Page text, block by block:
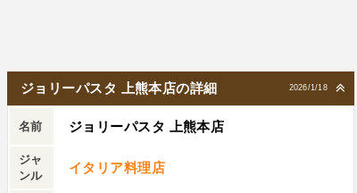
2026/1/18
ジョリーパスタ 上熊本店の詳細
名前 ジョリーパスタ 上熊本店
ジャ
ンル
イタリア料理店